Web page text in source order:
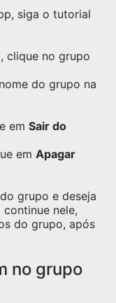
siga o tutorial
clique no grupo
do grupo na
em Sair do
em Apagar
grupo e deseja
nele,
do grupo, após
no grupo